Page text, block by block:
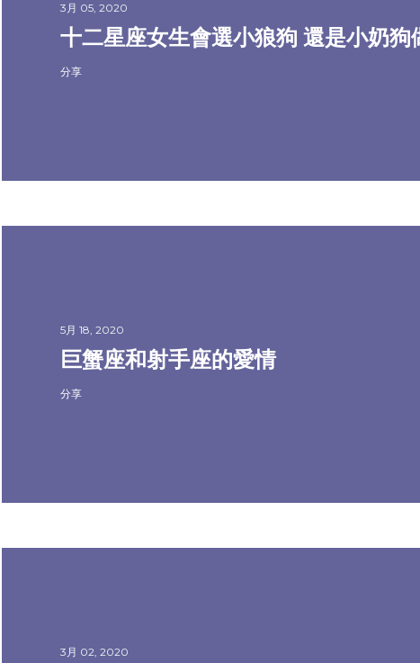
3月 05, 2020
十二星座女生會選小狼狗 還是小奶狗
分享
5月 18, 2020
巨蟹座和射手座的愛情
分享
3月 02, 2020